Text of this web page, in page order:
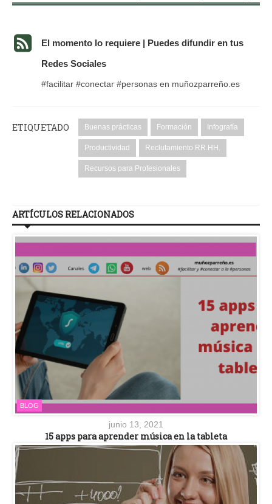
El momento lo requiere | Puedes difundir en tus
Redes Sociales
#facilitar #conectar #personas en muñozparreño.es
ETIQUETADO Buenas prácticas Formación Infografía
Productividad Reclutamiento RR.HH.
Recursos para Profesionales
ARTÍCULOS RELACIONADOS
BLOG
junio 13, 2021
15 apps para aprender música en la tableta